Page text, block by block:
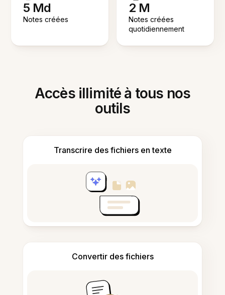
5 Md
Notes créées
2 M
Notes créées
quotidiennement
Accès illimité à tous nos
outils
Transcrire des fichiers en texte
Convertir des fichiers